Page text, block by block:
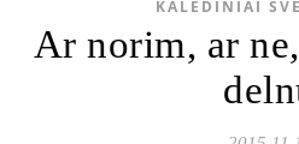
KALĖDINIAI
Ar norim, ar